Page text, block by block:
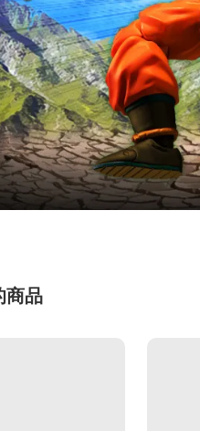
商品